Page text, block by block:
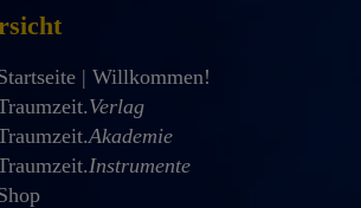
| Willkommen!
Verlag
Akademie
Instrumente